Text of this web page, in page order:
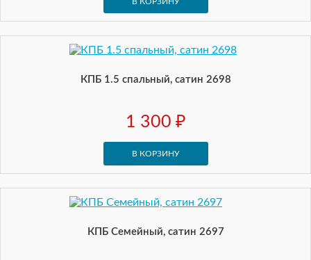
КПБ 1.5 спальный, сатин 2698
1 300 ₽
В КОРЗИНУ
КПБ Семейный, сатин 2697